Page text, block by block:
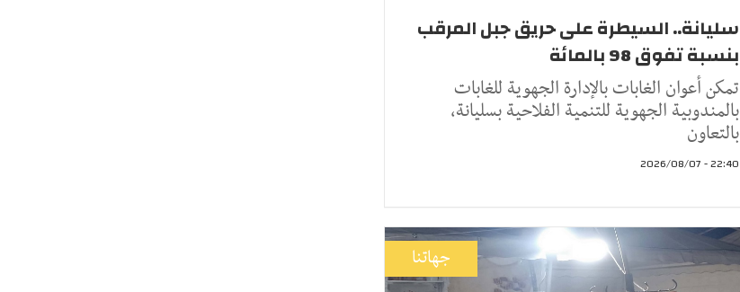
سليانة.. السيطرة على حريق جبل المرقب
بنسبة تفوق 98 بالمائة
تمكن أعوان الغابات بالإدارة الجهوية للغابات
بالمندوبية الجهوية للتنمية الفلاحية بسليانة،
بالتعاون
22:40 - 2026/08/07
جهاتنا